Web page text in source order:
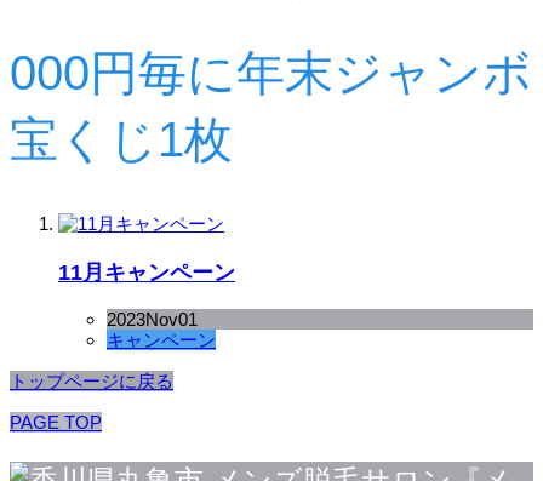
000円毎に年末ジャンボ
宝くじ1枚
11月キャンペーン
2023Nov01
キャンペーン
トップページに戻る
PAGE TOP